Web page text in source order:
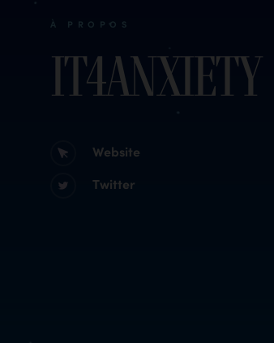
À PROPOS
IT4Anxiety
Website
Twitter